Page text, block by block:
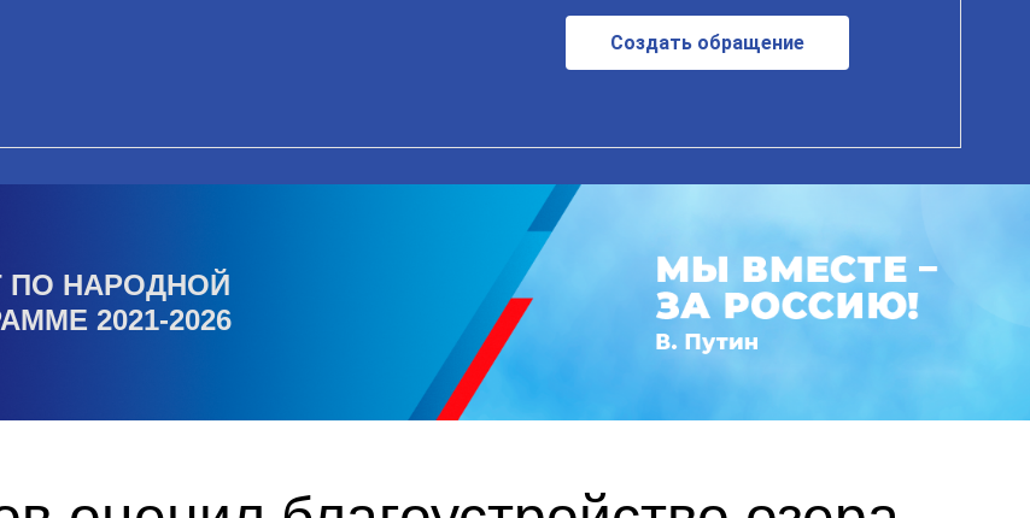
Создать обращение
ПО НАРОДНОЙ
2021-2026